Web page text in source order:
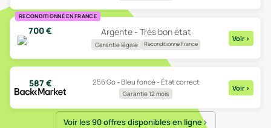
RECONDITIONNÉ EN FRANCE
700€ Argente - Très bon état
Garantie légale Reconditionné France
Voir >
587 € 256 Go - Bleu foncé - État correct
Garantie 12 mois
Voir >
Voir les 90 offres disponibles en ligne